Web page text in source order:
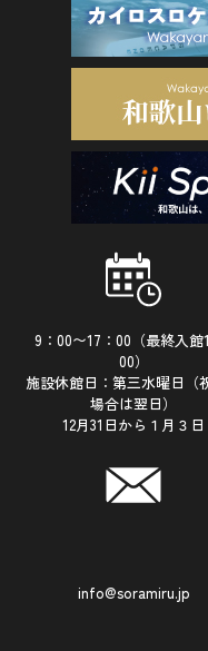
9：00〜17：00（最終入館
00）
施設休館日：第三水曜日（
場合は翌日）
12月31日から１月３日
info@soramiru.jp